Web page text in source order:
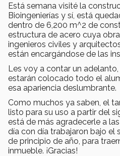
Está semana visité la
Bioingenierías y sí, está
dentro de 6,200 m^2 de
estructura de acero cuya
ingenieros civiles y
están encargándose de las
Les voy a contar un
estarán colocado todo el
esa apariencia deslumbrante.
Como muchos ya saben, el
listo para su uso a partir del
está de más agradecerle a
día con día trabajaron bajo el
de principio de año, para
inmueble. ¡Gracias!